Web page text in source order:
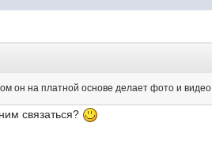
он на платной основе делает фото и видео
связаться?